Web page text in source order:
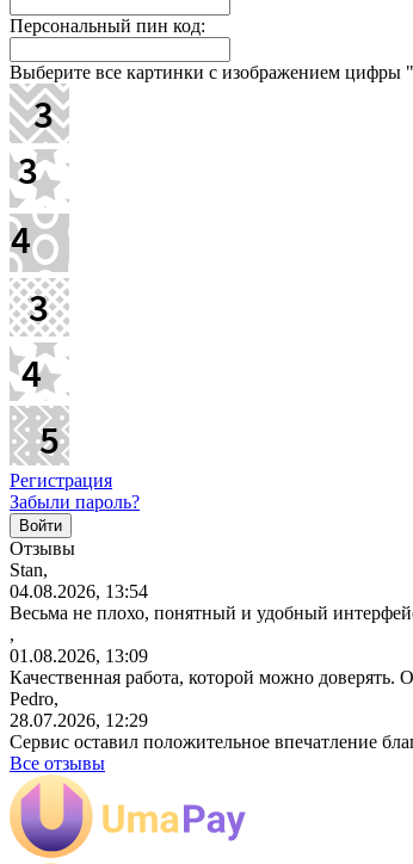
Персональный пин код:
Выберите все картинки с изображением цифры
Регистрация
Забыли пароль?
Отзывы
Stan,
04.08.2026, 13:54
Весьма не плохо, понятный и удобный
,
01.08.2026, 13:09
Качественная работа, которой можно
Pedro,
28.07.2026, 12:29
Сервис оставил положительное впечатление
Все отзывы